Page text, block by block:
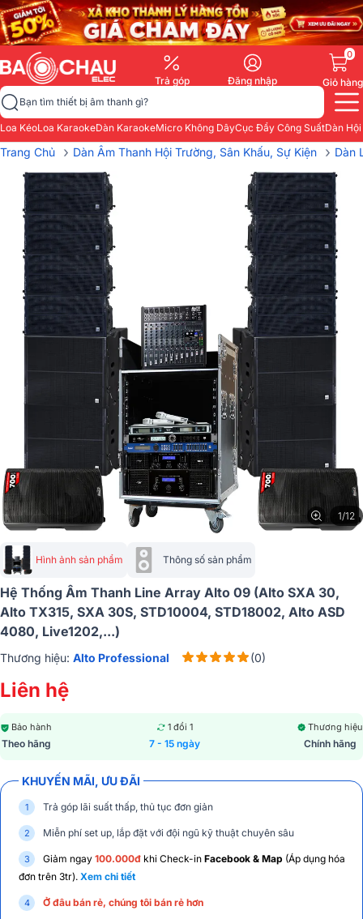
Trả góp Đăng nhập
0
Giỏ hàng
Bạn tìm thiết bị âm thanh gì?
Loa KéoLoa KaraokeDàn KaraokeMicro Không DâyCục Đẩy Công SuấtDàn
Trang Chủ › Dàn Âm Thanh Hội Trường, Sân Khấu, Sự Kiện › Dàn
1/12
Hình ảnh sản phẩm Thông số sản phẩm
Hệ Thống Âm Thanh Line Array Alto 09 (Alto SXA 30,
Alto TX315, SXA 30S, STD10004, STD18002, Alto ASD
4080, Live1202,...)
Thương hiệu: Alto Professional (0)
Liên hệ
Bảo hành
Theo hãng
1 đổi 1
7 - 15 ngày
Thương hiệu
Chính hãng
KHUYẾN MÃI, ƯU ĐÃI
Trả góp lãi suất thấp, thủ tục đơn giản
Miễn phí set up, lắp đặt với đội ngũ kỹ thuật chuyên sâu
Giảm ngay 100.000đ khi Check-in Facebook & Map (Áp dụng hóa
đơn trên 3tr). Xem chi tiết
Ở đâu bán rẻ, chúng tôi bán rẻ hơn